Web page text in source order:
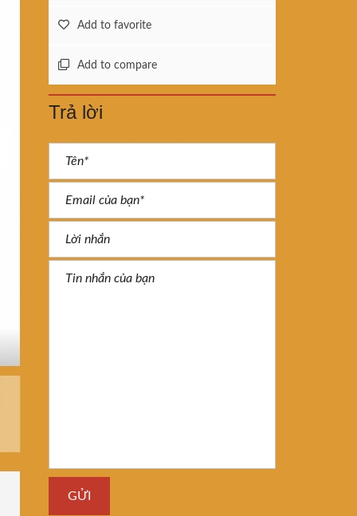
Add to favorite
Add to compare
Trả lời